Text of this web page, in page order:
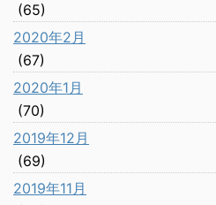
(65)
2020年2月
(67)
2020年1月
(70)
2019年12月
(69)
2019年11月